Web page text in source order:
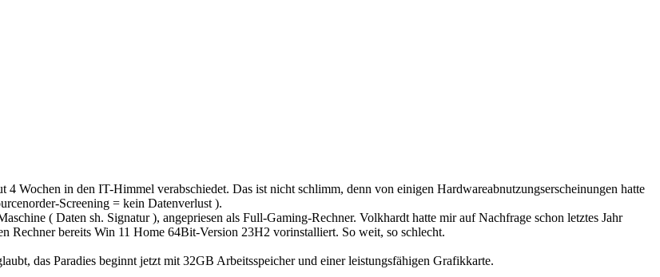
Wochen in den IT-Himmel verabschiedet. Das ist nicht schlimm, denn von einigen Hardwareabnutzungserscheinungen hatte
Screening = kein Datenverlust ).
( Daten sh. Signatur ), angepriesen als Full-Gaming-Rechner. Volkhardt hatte mir auf Nachfrage schon letztes Jahr
Rechner bereits Win 11 Home 64Bit-Version 23H2 vorinstalliert. So weit, so schlecht.
das Paradies beginnt jetzt mit 32GB Arbeitsspeicher und einer leistungsfähigen Grafikkarte.